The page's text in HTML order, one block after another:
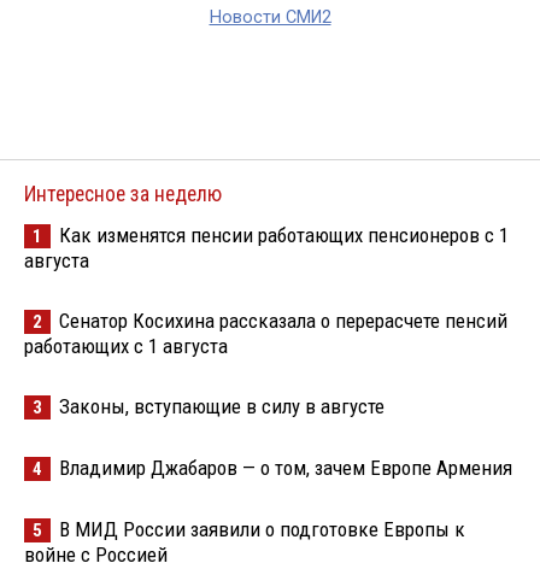
Новости СМИ2
Интересное за неделю
1
Как изменятся пенсии работающих пенсионеров с 1
августа
2
Сенатор Косихина рассказала о перерасчете пенсий
работающих с 1 августа
3 Законы, вступающие в силу в августе
4 Владимир Джабаров — о том, зачем Европе Армения
5
В МИД России заявили о подготовке Европы к
войне с Россией